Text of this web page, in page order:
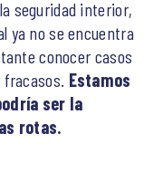
seguridad interior,
ya no se encuentra
conocer casos
Estamos
ser la
rotas.